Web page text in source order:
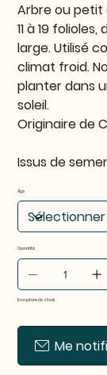
Arbre ou petit
11 à 19
large. Utilisé
climat froid.
planter dans
soleil.
Originaire de
Issus de
Âge
Quantité
En rupture de stock
Me